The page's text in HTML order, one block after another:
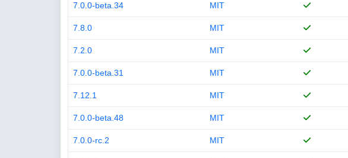
7.0.0-beta.34 MIT
7.8.0 MIT
7.2.0 MIT
7.0.0-beta.31 MIT
7.12.1 MIT
7.0.0-beta.48 MIT
7.0.0-rc.2 MIT